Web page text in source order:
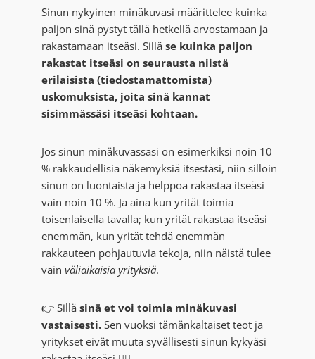
Sinun nykyinen minäkuvasi määrittelee kuinka
paljon sinä pystyt tällä hetkellä arvostamaan ja
rakastamaan itseäsi. Silläse kuinka paljon
rakastat itseäsi on seurausta niistä
erilaisista (tiedostamattomista)
uskomuksista, joita sinä kannat
sisimmässäsi itseäsi kohtaan.
Jos sinun minäkuvassasi on esimerkiksi noin 10
% rakkaudellisia näkemyksiä itsestäsi, niin silloin
sinun on luontaista ja helppoa rakastaa itseäsi
vain noin 10 %. Ja aina kun yrität toimia
toisenlaisella tavalla; kun yrität rakastaa itseäsi
enemmän, kun yrität tehdä enemmän
rakkauteen pohjautuvia tekoja, niin näistä tulee
vainväliaikaisia yrityksiä.
👉 Silläsinä et voi toimia minäkuvasi
vastaisesti. Sen vuoksi tämänkaltaiset teot ja
yritykset eivät muuta syvällisesti sinun kykyäsi